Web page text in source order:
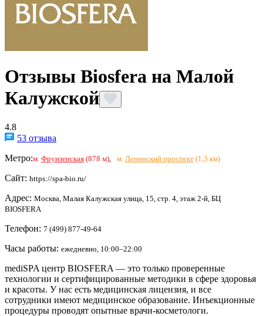
Отзывы Biosfera на Малой
Калужской
4.8
53 отзыва
Метро:м. Фрунзенская (878 м) м. Ленинский проспект(1,3 км)
Сайт: https://spa-bio.ru/
Адрес: Москва, Малая Калужская улица, 15, стр. 4, этаж 2-й, БЦ
BIOSFERA
Телефон: 7 (499) 877-49-64
Часы работы: ежедневно, 10:00–22:00
mediSPA центр BIOSFERA — это только проверенные
технологии и сертифицированные методики в сфере здоровья
и красоты. У нас есть медицинская лицензия, и все
сотрудники имеют медицинское образование. Инъекционные
процедуры проводят опытные врачи-косметологи.